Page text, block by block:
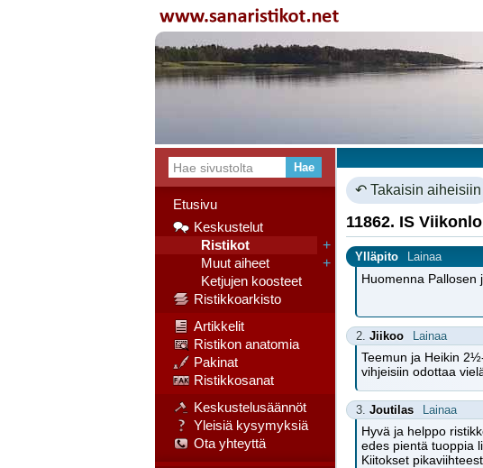
Etusivu
Keskustelut
Ristikot
+
Muut aiheet
+
Ketjujen koosteet
Ristikkoarkisto
Artikkelit
Ristikon anatomia
Pakinat
Ristikkosanat
Keskustelusäännöt
Yleisiä kysymyksiä
Ota yhteyttä
↶ Takaisin aiheisiin
11862. IS
Ylläpito Lainaa
Huomenna Pallosen
2. Jiikoo Lainaa
Teemun ja Heikin
vihjeisiin odottaa
3. Joutilas Lainaa
Hyvä ja helppo
edes pientä tuoppia
Kiitokset